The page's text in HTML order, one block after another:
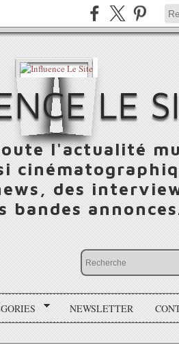
LE
l'actualité
des
bandes
NEWSLETTER